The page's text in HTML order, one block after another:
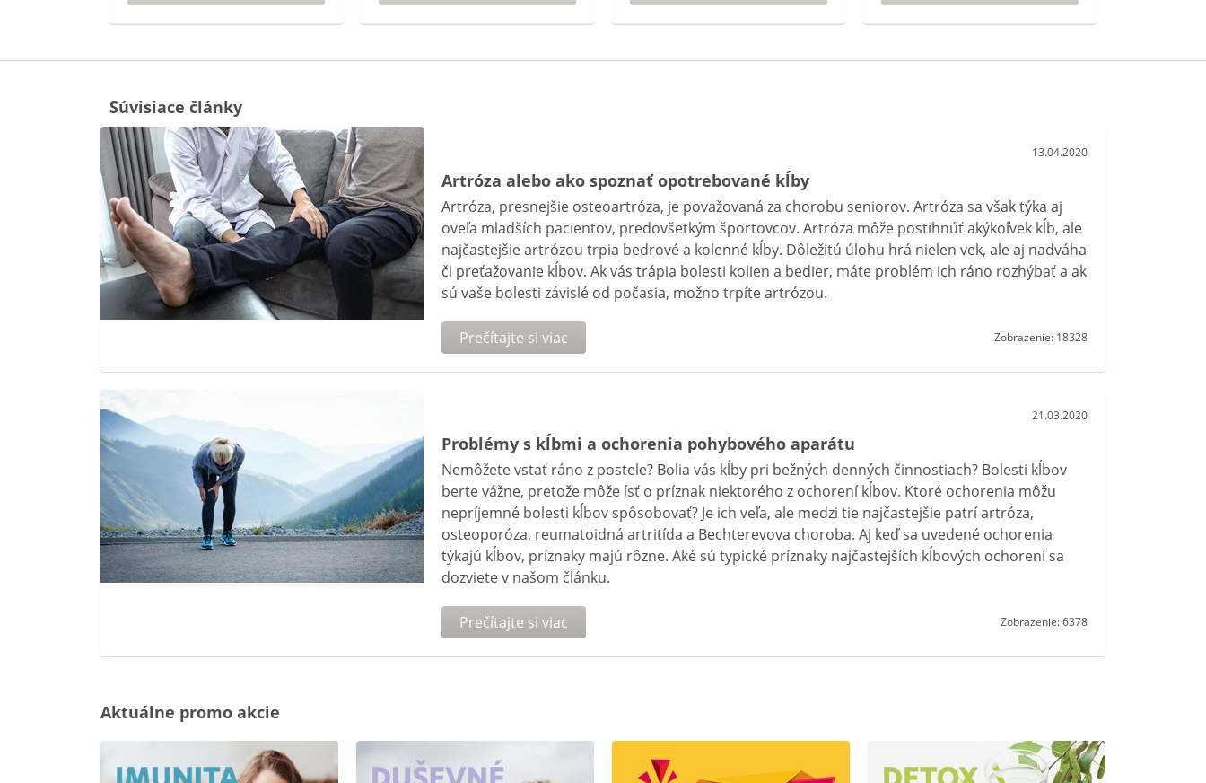
Súvisiace články
13.04.2020
Artróza alebo ako spoznať opotrebované kĺby
Artróza, presnejšie osteoartróza, je považovaná za chorobu seniorov. Artróza sa však týka aj
oveľa mladších pacientov, predovšetkým športovcov. Artróza môže postihnúť akýkoľvek kĺb, ale
najčastejšie artrózou trpia bedrové a kolenné kĺby. Dôležitú úlohu hrá nielen vek, ale aj nadváha
či preťažovanie kĺbov. Ak vás trápia bolesti kolien a bedier, máte problém ich ráno rozhýbať a ak
sú vaše bolesti závislé od počasia, možno trpíte artrózou.
Prečítajte si viac Zobrazenie: 18328
21.03.2020
Problémy s kĺbmi a ochorenia pohybového aparátu
Nemôžete vstať ráno z postele? Bolia vás kĺby pri bežných denných činnostiach? Bolesti kĺbov
berte vážne, pretože môže ísť o príznak niektorého z ochorení kĺbov. Ktoré ochorenia môžu
nepríjemné bolesti kĺbov spôsobovať? Je ich veľa, ale medzi tie najčastejšie patrí artróza,
osteoporóza, reumatoidná artritída a Bechterevova choroba. Aj keď sa uvedené ochorenia
týkajú kĺbov, príznaky majú rôzne. Aké sú typické príznaky najčastejších kĺbových ochorení sa
dozviete v našom článku.
Prečítajte si viac Zobrazenie: 6378
Aktuálne promo akcie